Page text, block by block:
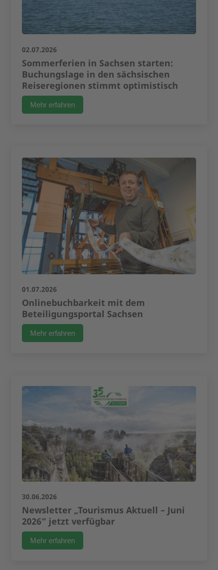
02.07.2026
Sommerferien in Sachsen starten:
Buchungslage in den sächsischen
Reiseregionen stimmt optimistisch
Mehr erfahren
01.07.2026
Onlinebuchbarkeit mit dem
Beteiligungsportal Sachsen
Mehr erfahren
30.06.2026
Newsletter „Tourismus Aktuell – Juni
2026“ jetzt verfügbar
Mehr erfahren